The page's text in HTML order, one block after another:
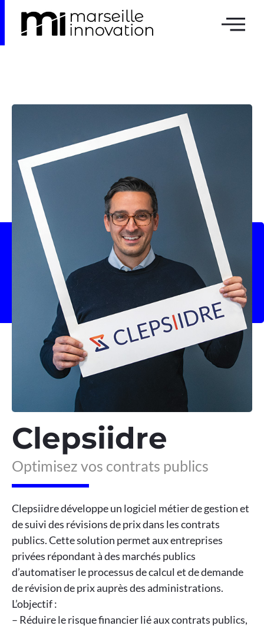
Clepsiidre
Optimisez vos contrats publics
Clepsiidre développe un logiciel métier de gestion et
de suivi des révisions de prix dans les contrats
publics. Cette solution permet aux entreprises
privées répondant à des marchés publics
d’automatiser le processus de calcul et de demande
de révision de prix auprès des administrations.
L’objectif :
– Réduire le risque financier lié aux contrats publics,